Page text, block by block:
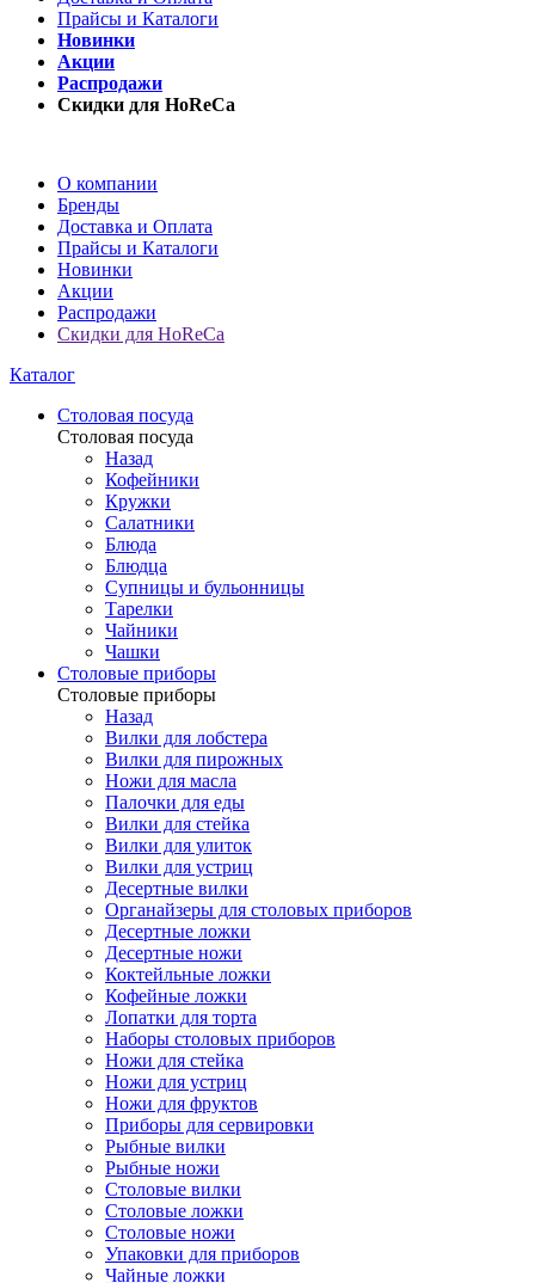
Прайсы и Каталоги
Новинки
Акции
Распродажи
Скидки для HoReCa
О компании
Бренды
Доставка и Оплата
Прайсы и Каталоги
Новинки
Акции
Распродажи
Скидки для HoReCa
Каталог
Столовая посуда
Столовая посуда
Назад
Кофейники
Кружки
Салатники
Блюда
Блюдца
Супницы и бульонницы
Тарелки
Чайники
Чашки
Cтоловые приборы
Cтоловые приборы
Назад
Вилки для лобстера
Вилки для пирожных
Ножи для масла
Палочки для еды
Вилки для стейка
Вилки для улиток
Вилки для устриц
Десертные вилки
Органайзеры для столовых приборов
Десертные ложки
Десертные ножи
Коктейльные ложки
Кофейные ложки
Лопатки для торта
Наборы столовых приборов
Ножи для стейка
Ножи для устриц
Ножи для фруктов
Приборы для сервировки
Рыбные вилки
Рыбные ножи
Столовые вилки
Столовые ложки
Столовые ножи
Упаковки для приборов
Чайные ложки